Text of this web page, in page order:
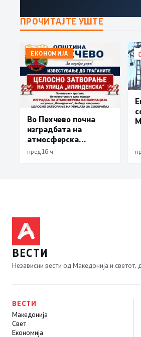
ПРОЧИТАЈТЕ УШТЕ
ЕКОНОМИЈА
Во Пехчево почна
изградбата на
атмосферска
канализација на
улицата
пред 16 ч.
ВЕСТИ
Независни вести од Македонија и
ВЕСТИ
Македонија
Свет
Економија